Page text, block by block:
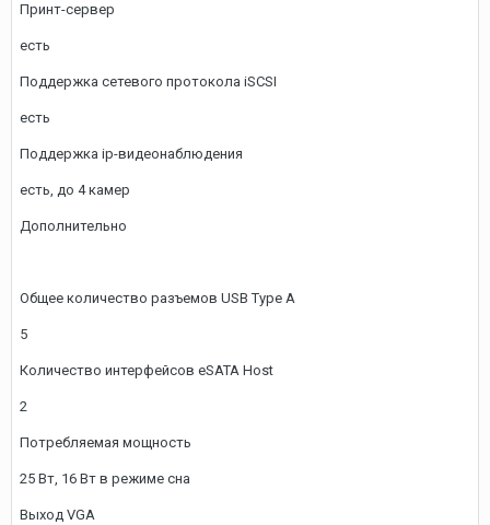
Принт-сервер
есть
Поддержка сетевого протокола iSCSI
есть
Поддержка ip-видеонаблюдения
есть, до 4 камер
Дополнительно
Общее количество разъемов USB Type A
5
Количество интерфейсов eSATA Host
2
Потребляемая мощность
25 Вт, 16 Вт в режиме сна
Выход VGA